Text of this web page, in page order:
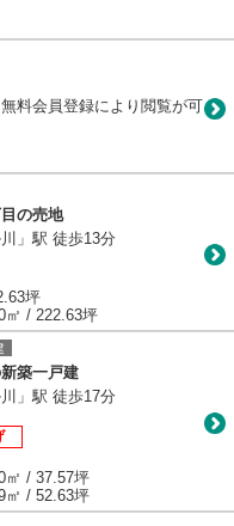
料会員登録により閲覧が可
の売地
」駅 徒歩13分
坪
㎡ / 222.63坪
築一戸建
」駅 徒歩17分
㎡ / 37.57坪
㎡ / 52.63坪